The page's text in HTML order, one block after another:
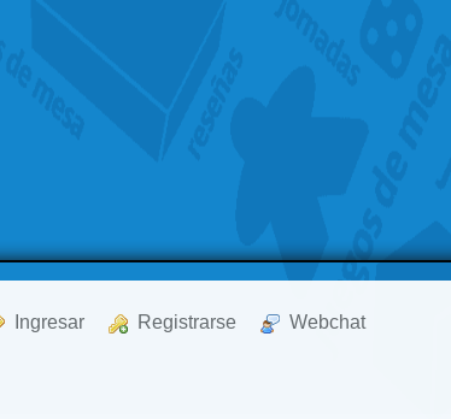
Ingresar Registrarse Webchat